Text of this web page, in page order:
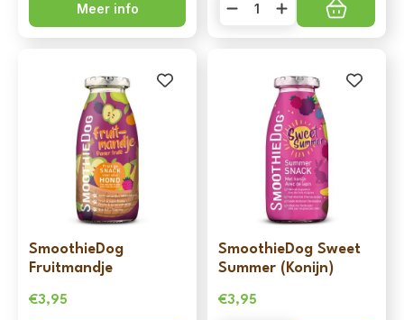
Meer info
Moro's
Wortelsoep
SmoothieDog
Fruitmandje
€3,95
SmoothieDog Sweet
Summer (Konijn)
€3,95